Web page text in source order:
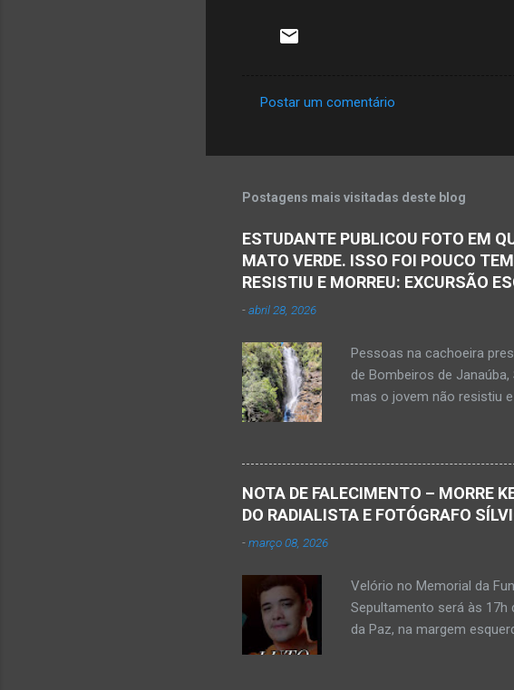
e
t
á
o
s
Postar um comentário
Postagens mais visitadas deste blog
ESTUDANTE PUBLICOU FOTO EM
MATO VERDE. ISSO FOI POUCO
RESISTIU E MORREU: EXCURSÃO
-abril 28, 2026
Pessoas na cachoeira
de Bombeiros de
mas o jovem não resistiu
Mato Verde, pouco
feira, dia 28 de abril de
Populares, Corpo de
estudante que se afogou
Minas. Um adolescente
Rosa, localizada na zona
NOTA DE FALECIMENTO – MORRE
DO RADIALISTA E FOTÓGRAFO
-março 08, 2026
Velório no Memorial da
Sepultamento será às 17h
da Paz, na margem
desse sábado, dia 7 de